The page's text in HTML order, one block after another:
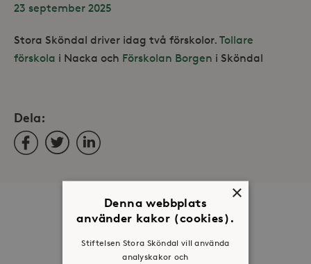
23 september 2025
Stora Sköndal driver idag två förskolor. Tollare
förskola i Nacka och Förskolan Borgen i Sköndal
Dela:
FacebookTwitterLinkedIn
Om oss
Historia
×
Denna webbplats
använder kakor (cookies).
Stiftelsen Stora Sköndal vill använda
analyskakor och